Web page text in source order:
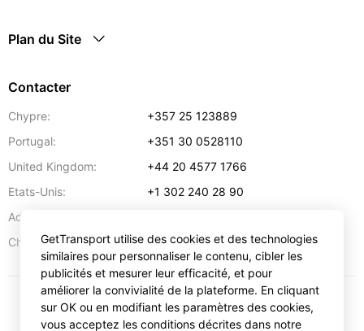
Plan du Site
Contacter
Chypre:
+357 25 123889
Portugal:
+351 30 0528110
United Kingdom:
+44 20 4577 1766
Etats-Unis:
+1 302 240 28 90
Adresse:
Chypre:
57 Spyrou Kyprianou,Larnaca 6051
EUR
GetTransport utilise des cookies et des technologies
similaires pour personnaliser le contenu, cibler les
publicités et mesurer leur efficacité, et pour
améliorer la convivialité de la plateforme. En cliquant
sur OK ou en modifiant les paramètres des cookies,
vous acceptez les conditions décrites dans notre